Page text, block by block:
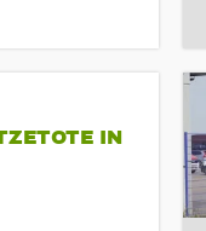
IN